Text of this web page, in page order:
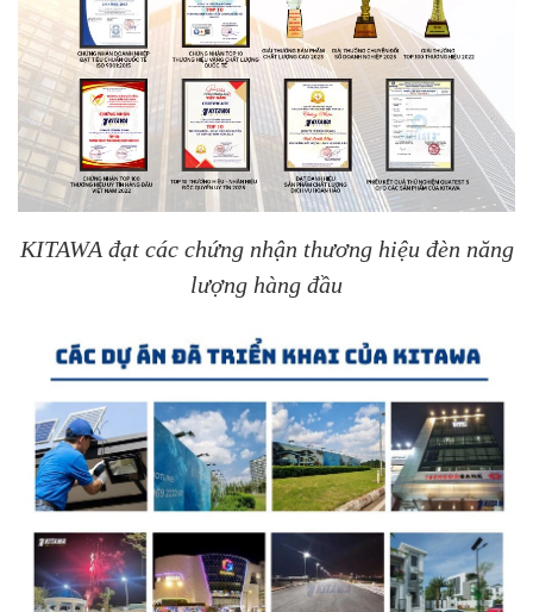
KITAWA đạt các chứng nhận thương hiệu đèn năng
lượng hàng đầu